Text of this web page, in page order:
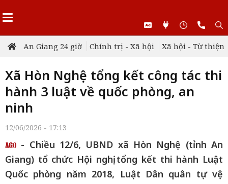
An Giang 24 giờ Chính trị - Xã hội Xã hội - Từ thiện
Xã Hòn Nghệ tổng kết công tác thi
hành 3 luật về quốc phòng, an
ninh
12/06/2026 - 17:13
- Chiều 12/6, UBND xã Hòn Nghệ (tỉnh An
Giang) tổ chức Hội nghị tổng kết thi hành Luật
Quốc phòng năm 2018, Luật Dân quân tự vệ